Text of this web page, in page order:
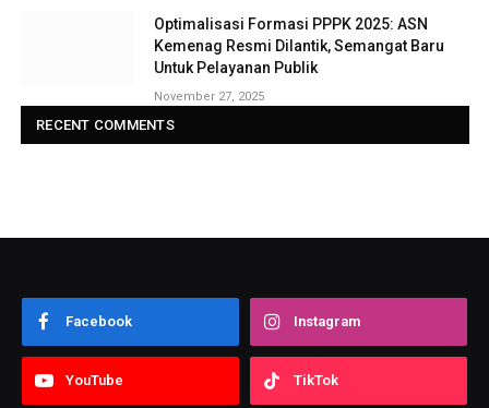
Optimalisasi Formasi PPPK 2025: ASN
Kemenag Resmi Dilantik, Semangat Baru
Untuk Pelayanan Publik
November 27, 2025
RECENT COMMENTS
Facebook Instagram
YouTube TikTok